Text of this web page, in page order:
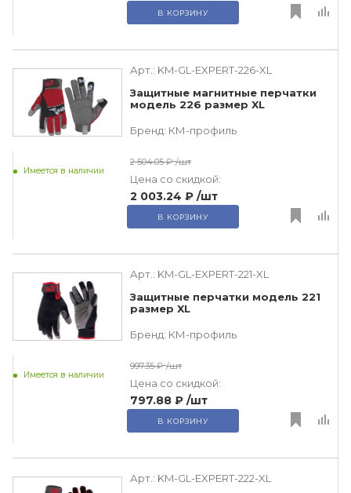
В КОРЗИНУ
Арт.: KM-GL-EXPERT-226-XL
Защитные магнитные перчатки
модель 226 размер XL
Бренд: КМ-профиль
Имеется в наличии
2 504.05 ₽ /шт
Цена со скидкой:
2 003.24 ₽ /шт
В КОРЗИНУ
Арт.: KM-GL-EXPERT-221-XL
Защитные перчатки модель 221
размер XL
Бренд: КМ-профиль
Имеется в наличии
997.35 ₽ /шт
Цена со скидкой:
797.88 ₽ /шт
В КОРЗИНУ
Арт.: KM-GL-EXPERT-222-XL